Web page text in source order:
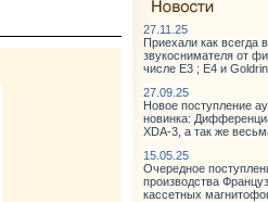
27.11.25
Приехали как всегда
звукоснимателя от
числе E3 ; E4 и
27.09.25
Новое поступление
новинка:
XDA-3, а так же
15.05.25
Очередное
производства
кассетных